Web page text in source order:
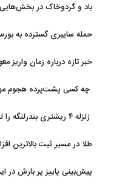
باد و گردوخاک در
حمله سایبری گسترده به
خبر تازه درباره زمان
چه کسی پشت‌پرده هجوم
زلزله ۴ ریشتری بندرلنگه را لرزاند
طلا در مسیر ثبت بالاترین
پیش‌بینی پاییز پر بارش در